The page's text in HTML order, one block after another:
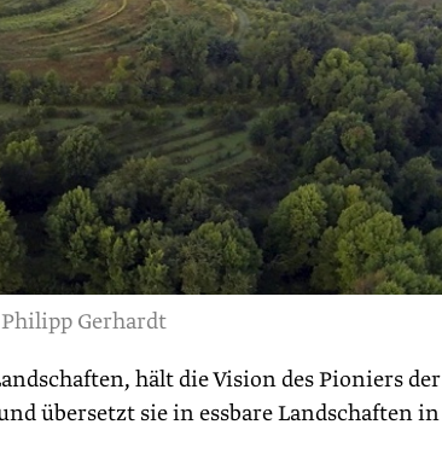
Gerhardt
hält die Vision des Pioniers der
übersetzt sie in essbare Landschaften in